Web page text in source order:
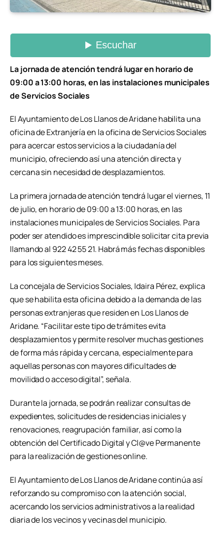
La jornada de atención tendrá lugar en horario de
09:00 a 13:00 horas, en las instalaciones municipales
de Servicios Sociales
El Ayuntamiento de Los Llanos de Aridane habilita una
oficina de Extranjería en la oficina de Servicios Sociales
para acercar estos servicios a la ciudadanía del
municipio, ofreciendo así una atención directa y
cercana sin necesidad de desplazamientos.
La primera jornada de atención tendrá lugar el viernes, 11
de julio, en horario de 09:00 a 13:00 horas, en las
instalaciones municipales de Servicios Sociales. Para
poder ser atendido es imprescindible solicitar cita previa
llamando al 922 42 55 21. Habrá más fechas disponibles
para los siguientes meses.
La concejala de Servicios Sociales, Idaira Pérez, explica
que se habilita esta oficina debido a la demanda de las
personas extranjeras que residen en Los Llanos de
Aridane. “Facilitar este tipo de trámites evita
desplazamientos y permite resolver muchas gestiones
de forma más rápida y cercana, especialmente para
aquellas personas con mayores dificultades de
movilidad o acceso digital”, señala.
Durante la jornada, se podrán realizar consultas de
expedientes, solicitudes de residencias iniciales y
renovaciones, reagrupación familiar, así como la
obtención del Certificado Digital y Cl@ve Permanente
para la realización de gestiones online.
El Ayuntamiento de Los Llanos de Aridane continúa así
reforzando su compromiso con la atención social,
acercando los servicios administrativos a la realidad
diaria de los vecinos y vecinas del municipio.